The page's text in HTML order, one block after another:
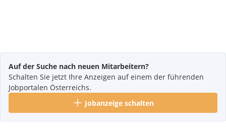
Auf der Suche nach neuen Mitarbeitern?
Schalten Sie jetzt Ihre Anzeigen auf einem der führenden
Jobportalen Österreichs.
Jobanzeige schalten